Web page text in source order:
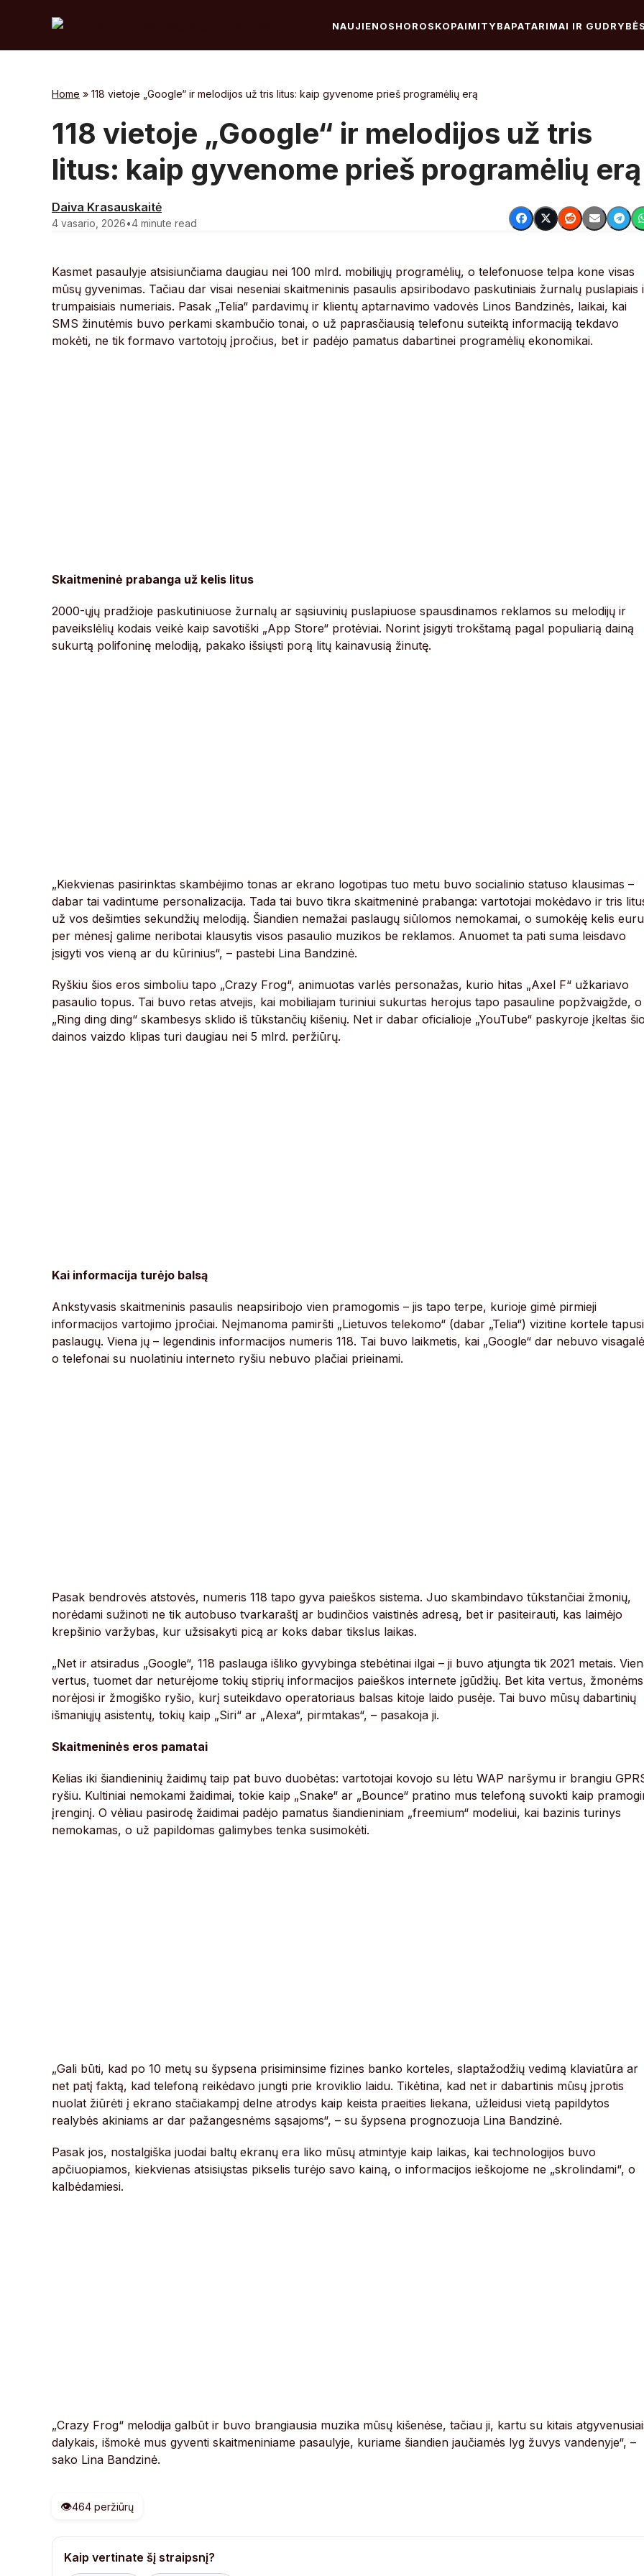
NAUJIENOSHOROSKOPAIMITYBAPATARIMAI IR
Home » 118 vietoje „Google“ ir melodijos už tris litus: kaip gyvenome prieš programėlių erą
118 vietoje „Google“ ir melodijos už tris
litus: kaip gyvenome prieš programėlių erą
Daiva Krasauskaitė
4 vasario, 2026•4 minute read
Kasmet pasaulyje atsisiunčiama daugiau nei 100 mlrd. mobiliųjų programėlių, o telefonuose telpa kone visas
mūsų gyvenimas. Tačiau dar visai neseniai skaitmeninis pasaulis apsiribodavo paskutiniais žurnalų puslapiais
trumpaisiais numeriais. Pasak „Telia“ pardavimų ir klientų aptarnavimo vadovės Linos Bandzinės, laikai, kai
SMS žinutėmis buvo perkami skambučio tonai, o už paprasčiausią telefonu suteiktą informaciją tekdavo
mokėti, ne tik formavo vartotojų įpročius, bet ir padėjo pamatus dabartinei programėlių ekonomikai.
Skaitmeninė prabanga už kelis litus
2000-ųjų pradžioje paskutiniuose žurnalų ar sąsiuvinių puslapiuose spausdinamos reklamos su melodijų ir
paveikslėlių kodais veikė kaip savotiški „App Store“ protėviai. Norint įsigyti trokštamą pagal populiarią dainą
sukurtą polifoninę melodiją, pakako išsiųsti porą litų kainavusią žinutę.
„Kiekvienas pasirinktas skambėjimo tonas ar ekrano logotipas tuo metu buvo socialinio statuso klausimas –
dabar tai vadintume personalizacija. Tada tai buvo tikra skaitmeninė prabanga: vartotojai mokėdavo ir tris
už vos dešimties sekundžių melodiją. Šiandien nemažai paslaugų siūlomos nemokamai, o sumokėję kelis
per mėnesį galime neribotai klausytis visos pasaulio muzikos be reklamos. Anuomet ta pati suma leisdavo
įsigyti vos vieną ar du kūrinius“, – pastebi Lina Bandzinė.
Ryškiu šios eros simboliu tapo „Crazy Frog“, animuotas varlės personažas, kurio hitas „Axel F“ užkariavo
pasaulio topus. Tai buvo retas atvejis, kai mobiliajam turiniui sukurtas herojus tapo pasauline popžvaigžde,
„Ring ding ding“ skambesys sklido iš tūkstančių kišenių. Net ir dabar oficialioje „YouTube“ paskyroje įkeltas
dainos vaizdo klipas turi daugiau nei 5 mlrd. peržiūrų.
Kai informacija turėjo balsą
Ankstyvasis skaitmeninis pasaulis neapsiribojo vien pramogomis – jis tapo terpe, kurioje gimė pirmieji
informacijos vartojimo įpročiai. Neįmanoma pamiršti „Lietuvos telekomo“ (dabar „Telia“) vizitine kortele
paslaugų. Viena jų – legendinis informacijos numeris 118. Tai buvo laikmetis, kai „Google“ dar nebuvo
o telefonai su nuolatiniu interneto ryšiu nebuvo plačiai prieinami.
Pasak bendrovės atstovės, numeris 118 tapo gyva paieškos sistema. Juo skambindavo tūkstančiai žmonių,
norėdami sužinoti ne tik autobuso tvarkaraštį ar budinčios vaistinės adresą, bet ir pasiteirauti, kas laimėjo
krepšinio varžybas, kur užsisakyti picą ar koks dabar tikslus laikas.
„Net ir atsiradus „Google“, 118 paslauga išliko gyvybinga stebėtinai ilgai – ji buvo atjungta tik 2021 metais.
vertus, tuomet dar neturėjome tokių stiprių informacijos paieškos internete įgūdžių. Bet kita vertus, žmonėms
norėjosi ir žmogiško ryšio, kurį suteikdavo operatoriaus balsas kitoje laido pusėje. Tai buvo mūsų dabartinių
išmaniųjų asistentų, tokių kaip „Siri“ ar „Alexa“, pirmtakas“, – pasakoja ji.
Skaitmeninės eros pamatai
Kelias iki šiandieninių žaidimų taip pat buvo duobėtas: vartotojai kovojo su lėtu WAP naršymu ir brangiu
ryšiu. Kultiniai nemokami žaidimai, tokie kaip „Snake“ ar „Bounce“ pratino mus telefoną suvokti kaip
įrenginį. O vėliau pasirodę žaidimai padėjo pamatus šiandieniniam „freemium“ modeliui, kai bazinis turinys
nemokamas, o už papildomas galimybes tenka susimokėti.
„Gali būti, kad po 10 metų su šypsena prisiminsime fizines banko korteles, slaptažodžių vedimą klaviatūra ar
net patį faktą, kad telefoną reikėdavo jungti prie kroviklio laidu. Tikėtina, kad net ir dabartinis mūsų įprotis
nuolat žiūrėti į ekrano stačiakampį delne atrodys kaip keista praeities liekana, užleidusi vietą papildytos
realybės akiniams ar dar pažangesnėms sąsajoms“, – su šypsena prognozuoja Lina Bandzinė.
Pasak jos, nostalgiška juodai baltų ekranų era liko mūsų atmintyje kaip laikas, kai technologijos buvo
apčiuopiamos, kiekvienas atsisiųstas pikselis turėjo savo kainą, o informacijos ieškojome ne „skrolindami“, o
kalbėdamiesi.
„Crazy Frog“ melodija galbūt ir buvo brangiausia muzika mūsų kišenėse, tačiau ji, kartu su kitais
dalykais, išmokė mus gyventi skaitmeniniame pasaulyje, kuriame šiandien jaučiamės lyg žuvys vandenyje“, –
sako Lina Bandzinė.
👁️464 peržiūrų
Kaip vertinate šį straipsnį?